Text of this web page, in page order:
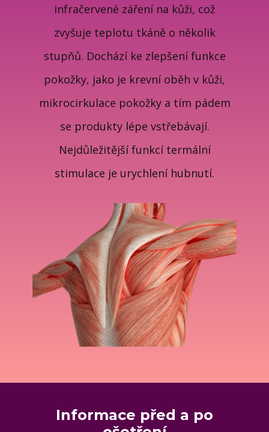
infračervené záření na kůži, což
zvyšuje teplotu tkáně o několik
stupňů. Dochází ke zlepšení funkce
pokožky, jako je krevní oběh v kůži,
mikrocirkulace pokožky a tím pádem
se produkty lépe vstřebávají.
Nejdůležitější funkcí termální
stimulace je urychlení hubnutí.
Informace před a po